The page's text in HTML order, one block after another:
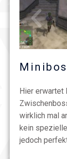
Hier erwartet
wirklich mal
kein
jedoch